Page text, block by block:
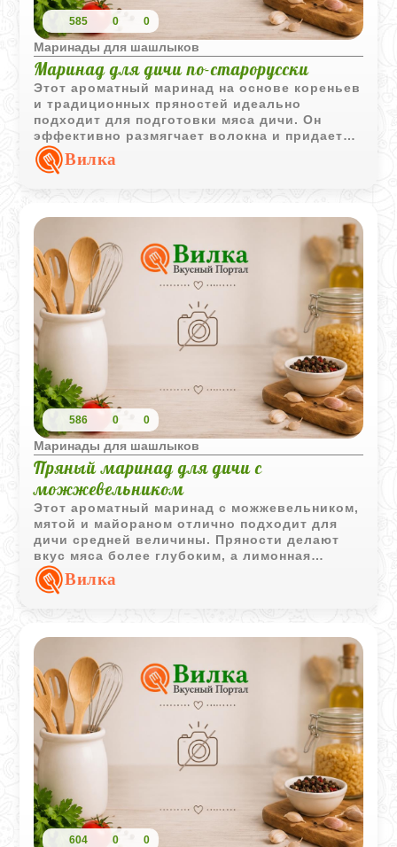
585 0 0
Маринады для шашлыков
Маринад для дичи по-старорусски
Этот ароматный маринад на основе кореньев
и традиционных пряностей идеально
подходит для подготовки мяса дичи. Он
эффективно размягчает волокна и придает
блюду благородный старорусский колорит.
Вилка
586 0 0
Маринады для шашлыков
Пряный маринад для дичи с
можжевельником
Этот ароматный маринад с можжевельником,
мятой и майораном отлично подходит для
дичи средней величины. Пряности делают
вкус мяса более глубоким, а лимонная
кислота помогает мягко размягчить волокна
без резкой уксусной кислинки.
Вилка
604 0 0